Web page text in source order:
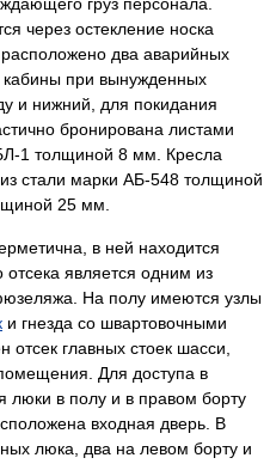
через остекление носка
два аварийных
при вынужденных
и нижний, для покидания
бронирована листами
1 толщиной 8 мм. Кресла
стали марки АБ-548 толщиной
25 мм.
в ней находится
отсека является одним из
На полу имеются узлы
и гнезда со швартовочными
главных стоек шасси,
Для доступа в
в полу и в правом борту
входная дверь. В
люка, два на левом борту и